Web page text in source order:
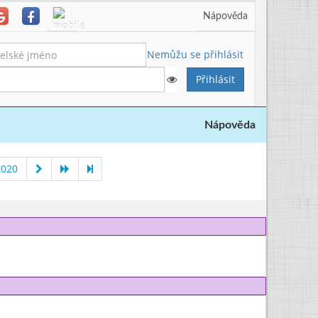
Nápověda
Nemůžu se přihlásit
Nápověda